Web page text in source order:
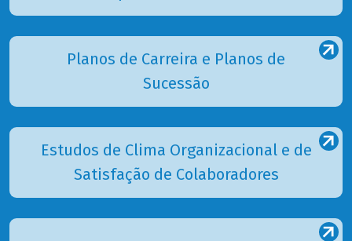
Planos de Carreira e Planos de
Sucessão
Estudos de Clima Organizacional e de
Satisfação de Colaboradores